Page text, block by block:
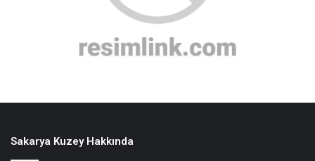
Sakarya Kuzey Hakkında